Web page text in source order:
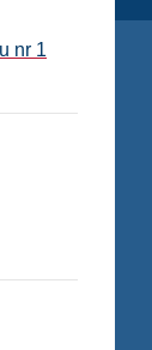
nr 1